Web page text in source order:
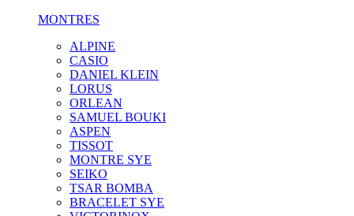
MONTRES
ALPINE
CASIO
DANIEL KLEIN
LORUS
ORLEAN
SAMUEL BOUKI
ASPEN
TISSOT
MONTRE SYE
SEIKO
TSAR BOMBA
BRACELET SYE